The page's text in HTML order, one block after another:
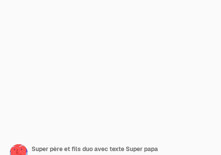
Super père et fils duo avec texte Super papa